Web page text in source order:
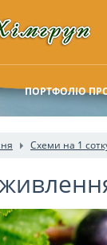
ПОРТФОЛІО
Схеми на 1